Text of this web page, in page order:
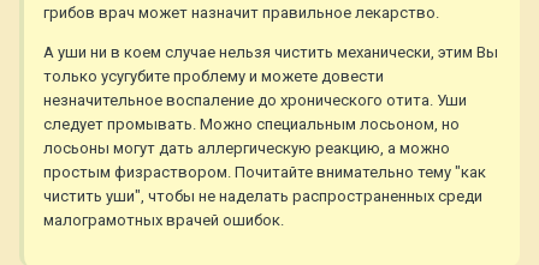
грибов врач может назначит правильное лекарство.
А уши ни в коем случае нельзя чистить механически, этим Вы
только усугубите проблему и можете довести
незначительное воспаление до хронического отита. Уши
следует промывать. Можно специальным лосьоном, но
лосьоны могут дать аллергическую реакцию, а можно
простым физраствором. Почитайте внимательно тему "как
чистить уши", чтобы не наделать распространенных среди
малограмотных врачей ошибок.